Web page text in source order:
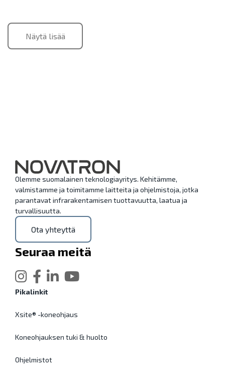
Näytä lisää
Olemme suomalainen teknologiayritys. Kehitämme,
valmistamme ja toimitamme laitteita ja ohjelmistoja, jotka
parantavat infrarakentamisen tuottavuutta, laatua ja
turvallisuutta.
Ota yhteyttä
Seuraa meitä
Pikalinkit
Xsite® -koneohjaus
Koneohjauksen tuki & huolto
Ohjelmistot